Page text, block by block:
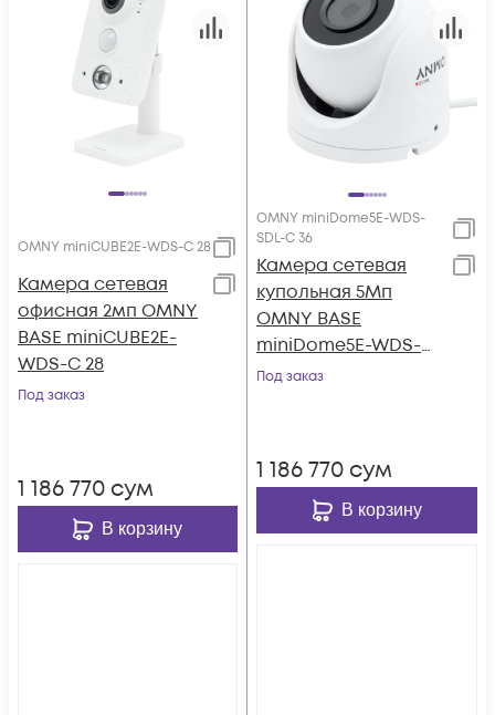
OMNY miniCUBE2E-WDS-C 28
Камера сетевая
офисная 2мп OMNY
BASE miniCUBE2E-
WDS-C 28
Под заказ
1 186 770 сум
В корзину
OMNY miniDome5E-WDS-
SDL-C 36
Камера сетевая
купольная 5Мп
OMNY BASE
miniDome5E-WDS-
SDL-C 36 с двойной
Под заказ
1 186 770 сум
В корзину